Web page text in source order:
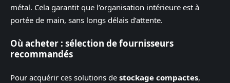
métal. Cela garantit que l’organisation intérieure est à
portée de main, sans longs délais d’attente.
Où acheter : sélection de fournisseurs
recommandés
Pour acquérir ces solutions de stockage compactes,